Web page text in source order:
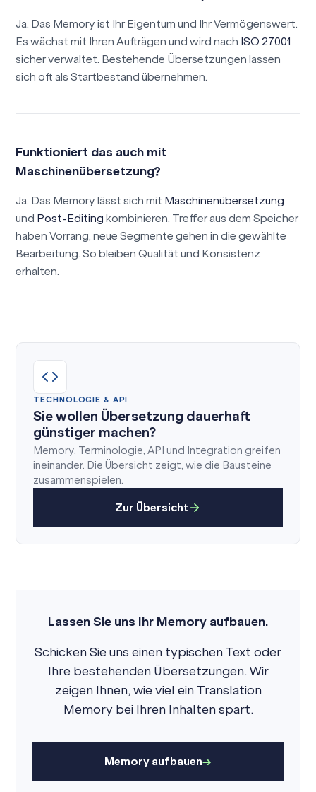
Ja. Das Memory ist Ihr Eigentum und Ihr Vermögenswert.
Es wächst mit Ihren Aufträgen und wird nach ISO 27001
sicher verwaltet. Bestehende Übersetzungen lassen
sich oft als Startbestand übernehmen.
Funktioniert das auch mit
Maschinenübersetzung?
Ja. Das Memory lässt sich mit Maschinenübersetzung
und Post-Editing kombinieren. Treffer aus dem Speicher
haben Vorrang, neue Segmente gehen in die gewählte
Bearbeitung. So bleiben Qualität und Konsistenz
erhalten.
TECHNOLOGIE & API
Sie wollen Übersetzung dauerhaft
günstiger machen?
Memory, Terminologie, API und Integration greifen
ineinander. Die Übersicht zeigt, wie die Bausteine
zusammenspielen.
Zur Übersicht
Lassen Sie uns Ihr Memory aufbauen.
Schicken Sie uns einen typischen Text oder
Ihre bestehenden Übersetzungen. Wir
zeigen Ihnen, wie viel ein Translation
Memory bei Ihren Inhalten spart.
Memory aufbauen